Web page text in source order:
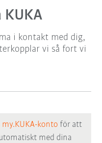
i kontakt med dig,
vi så fort vi
my.KUKA-konto för att
med dina